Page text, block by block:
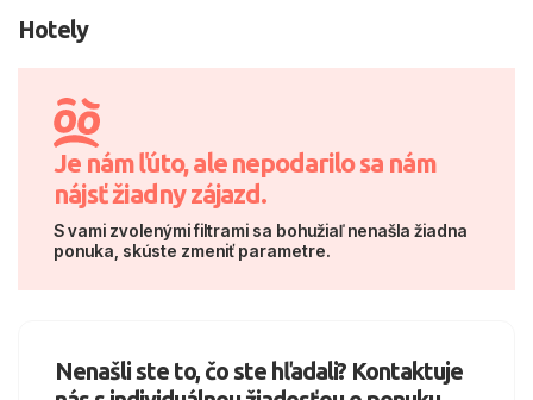
Hotely
Je nám ľúto, ale nepodarilo sa nám
nájsť žiadny zájazd.
S vami zvolenými filtrami sa bohužiaľ nenašla žiadna
ponuka, skúste zmeniť parametre.
Nenašli ste to, čo ste hľadali? Kontaktuje